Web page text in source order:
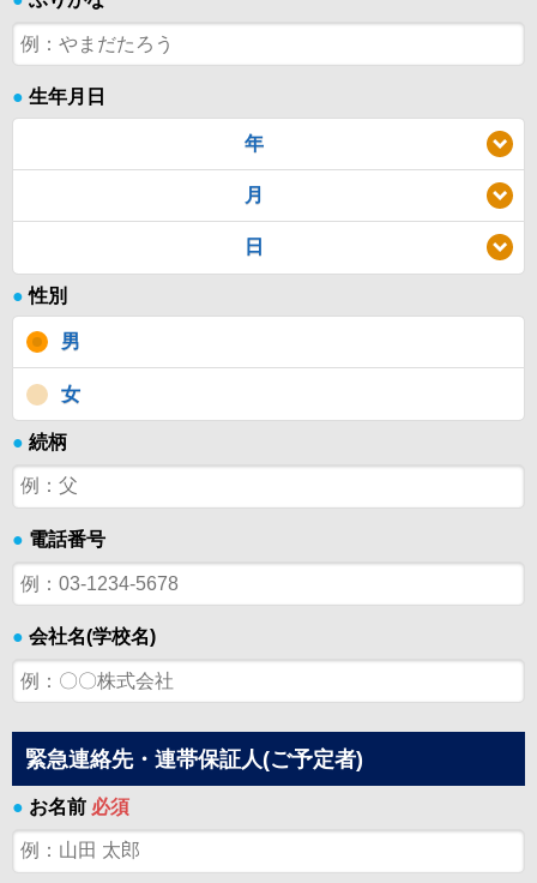
● 生年月日
年
月
日
● 性別
男
女
● 続柄
● 電話番号
● 会社名(学校名)
緊急連絡先・連帯保証人(ご予定者)
● お名前 必須